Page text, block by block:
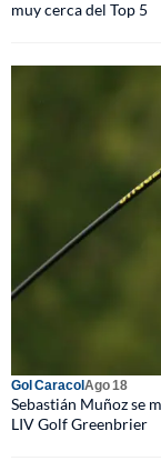
muy cerca del Top 5
Gol CaracolAgo 18
Sebastián Muñoz se
LIV Golf Greenbrier